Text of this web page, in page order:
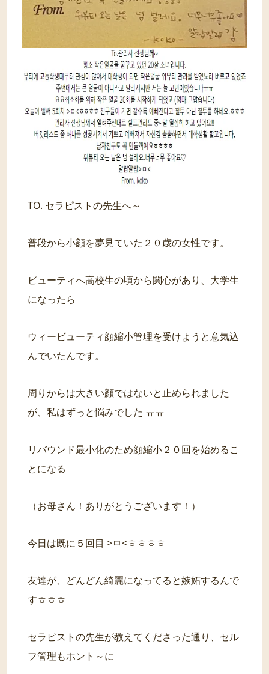
TO. セラピストの先生へ～
普段から小顔を夢見ていた２０歳の女性です。
ビューティへ高校生の頃から関心があり、大学生
になったら
ウィービューティ顔縮小管理を受けようと意気込
んでいたんです。
周りからは大きい顔ではないと止められました
が、私はずっと悩みでした ㅠㅠ
リバウンド最小化のため顔縮小２０回を始めるこ
とになる
（お母さん！ありがとうございます！）
今日は既に５回目 >ㅁ<ㅎㅎㅎㅎ
友達が、どんどん綺麗になってると嫉妬するんで
すㅎㅎㅎ
セラピストの先生が教えてくださった通り、セル
フ管理もホント～に